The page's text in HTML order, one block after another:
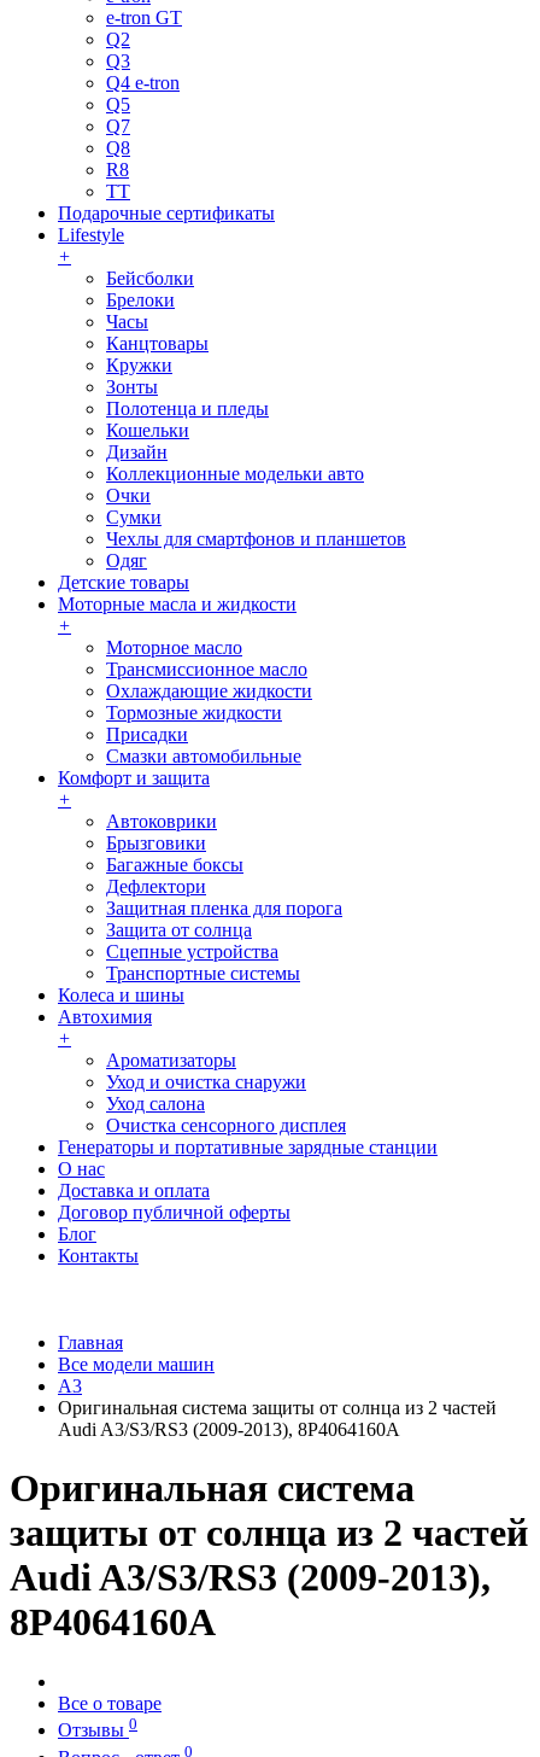
e-tron GT
Q2
Q3
Q4 e-tron
Q5
Q7
Q8
R8
TT
Подарочные сертификаты
Lifestyle
+
Бейсболки
Брелоки
Часы
Канцтовары
Кружки
Зонты
Полотенца и пледы
Кошельки
Дизайн
Коллекционные модельки авто
Очки
Сумки
Чехлы для смартфонов и планшетов
Одяг
Детские товары
Моторные масла и жидкости
+
Моторное масло
Трансмиссионное масло
Охлаждающие жидкости
Тормозные жидкости
Присадки
Смазки автомобильные
Комфорт и защита
+
Автоковрики
Брызговики
Багажные боксы
Дефлектори
Защитная пленка для порога
Защита от солнца
Сцепные устройства
Транспортные системы
Колеса и шины
Автохимия
+
Ароматизаторы
Уход и очистка снаружи
Уход салона
Очистка сенсорного дисплея
Генераторы и портативные зарядные станции
О нас
Доставка и оплата
Договор публичной оферты
Блог
Контакты
Главная
Все модели машин
A3
Оригинальная система защиты от солнца из 2 частей
Audi A3/S3/RS3 (2009-2013), 8P4064160A
Оригинальная система
защиты от солнца из 2 частей
Audi A3/S3/RS3 (2009-2013),
8P4064160A
Все о товаре
Отзывы 0
0